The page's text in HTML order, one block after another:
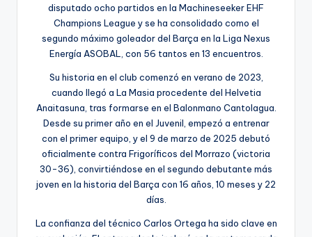
disputado ocho partidos en la Machineseeker EHF
Champions League y se ha consolidado como el
segundo máximo goleador del Barça en la Liga Nexus
Energía ASOBAL, con 56 tantos en 13 encuentros.
Su historia en el club comenzó en verano de 2023,
cuando llegó a La Masia procedente del Helvetia
Anaitasuna, tras formarse en el Balonmano Cantolagua.
Desde su primer año en el Juvenil, empezó a entrenar
con el primer equipo, y el 9 de marzo de 2025 debutó
oficialmente contra Frigoríficos del Morrazo (victoria
30-36), convirtiéndose en el segundo debutante más
joven en la historia del Barça con 16 años, 10 meses y 22
días.
La confianza del técnico Carlos Ortega ha sido clave en